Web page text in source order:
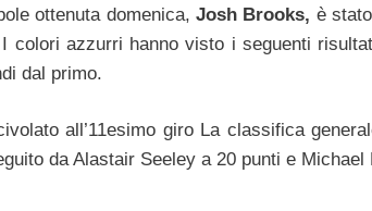
ottenuta domenica, Josh Brooks, è
colori azzurri hanno visto i seguenti
dal primo.
all’11esimo giro La classifica
da Alastair Seeley a 20 punti e Michael